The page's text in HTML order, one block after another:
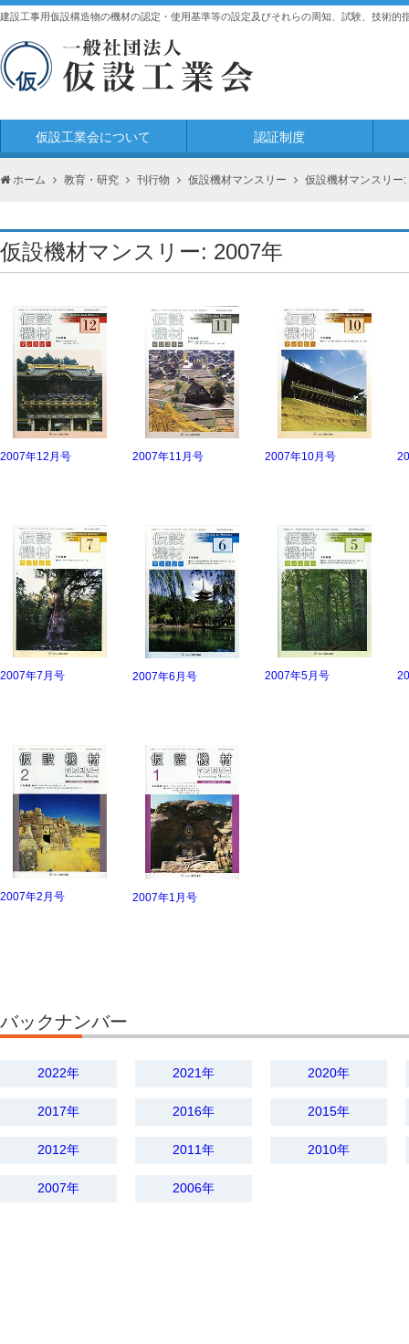
建設工事用仮設構造物の機材の認定・使用基準等の設定及びそれらの周知、試験、技術的
仮設工業会について 認証制度
ホーム 教育・研究 刊行物 仮設機材マンスリー 仮設機材マンスリー
仮設機材マンスリー: 2007年
2007年12月号 2007年11月号 2007年10月号
2007年7月号 2007年6月号 2007年5月号
2007年2月号 2007年1月号
バックナンバー
2022年 2021年 2020年
2017年 2016年 2015年
2012年 2011年 2010年
2007年 2006年